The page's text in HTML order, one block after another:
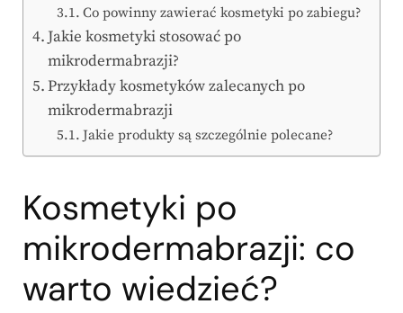
Co powinny zawierać kosmetyki po zabiegu?
Jakie kosmetyki stosować po
mikrodermabrazji?
Przykłady kosmetyków zalecanych po
mikrodermabrazji
Jakie produkty są szczególnie polecane?
Kosmetyki po
mikrodermabrazji: co
warto wiedzieć?